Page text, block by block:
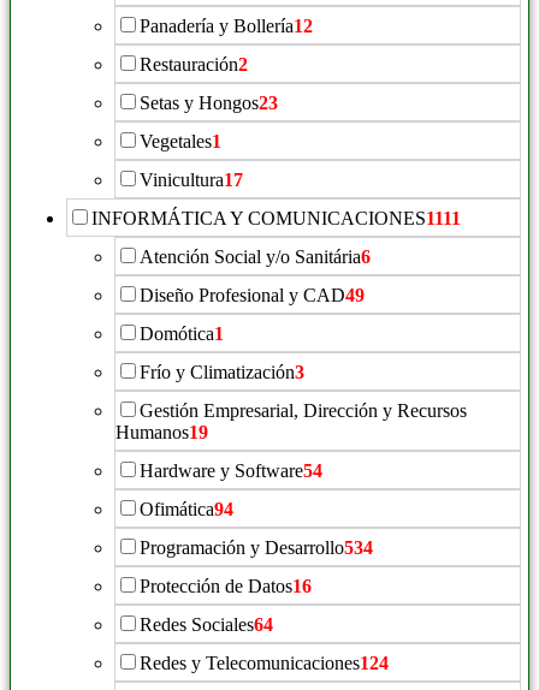
Panadería y Bollería12
Restauración2
Setas y Hongos23
Vegetales1
Vinicultura17
INFORMÁTICA Y COMUNICACIONES1111
Atención Social y/o Sanitária6
Diseño Profesional y CAD49
Domótica1
Frío y Climatización3
Gestión Empresarial, Dirección y Recursos
Humanos19
Hardware y Software54
Ofimática94
Programación y Desarrollo534
Protección de Datos16
Redes Sociales64
Redes y Telecomunicaciones124